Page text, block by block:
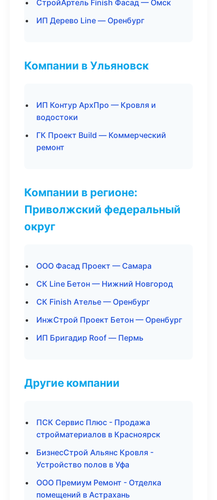
СтройАртель Finish Фасад — Омск
ИП Дерево Line — Оренбург
Компании в Ульяновск
ИП Контур АрхПро — Кровля и
водостоки
ГК Проект Build — Коммерческий
ремонт
Компании в регионе:
Приволжский федеральный
округ
ООО Фасад Проект — Самара
СК Line Бетон — Нижний Новгород
СК Finish Ателье — Оренбург
ИнжСтрой Проект Бетон — Оренбург
ИП Бригадир Roof — Пермь
Другие компании
ПСК Сервис Плюс - Продажа
стройматериалов в Красноярск
БизнесСтрой Альянс Кровля -
Устройство полов в Уфа
ООО Премиум Ремонт - Отделка
помещений в Астрахань